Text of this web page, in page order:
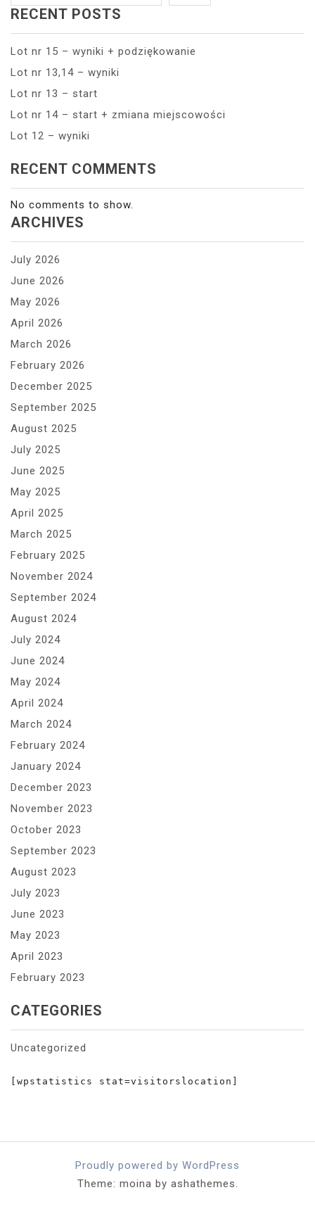
RECENT POSTS
Lot nr 15 – wyniki + podziękowanie
Lot nr 13,14 – wyniki
Lot nr 13 – start
Lot nr 14 – start + zmiana miejscowości
Lot 12 – wyniki
RECENT COMMENTS
No comments to show.
ARCHIVES
July 2026
June 2026
May 2026
April 2026
March 2026
February 2026
December 2025
September 2025
August 2025
July 2025
June 2025
May 2025
April 2025
March 2025
February 2025
November 2024
September 2024
August 2024
July 2024
June 2024
May 2024
April 2024
March 2024
February 2024
January 2024
December 2023
November 2023
October 2023
September 2023
August 2023
July 2023
June 2023
May 2023
April 2023
February 2023
CATEGORIES
Uncategorized
[wpstatistics stat=visitorslocation]
Proudly powered by WordPress
Theme: moina by ashathemes.